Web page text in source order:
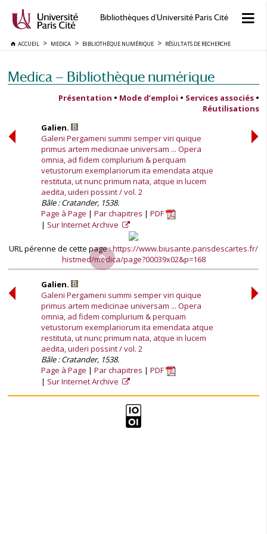
Bibliothèques d'Université Paris Cité
ACCUEIL MEDICA BIBLIOTHÈQUE NUMÉRIQUE RÉSULTATS DE RECHERCHE
Medica — Bibliothèque numérique
Présentation • Mode d’emploi • Services associés •
Réutilisations
Galien.
Galeni Pergameni summi semper viri quique
primus artem medicinae universam ... Opera
omnia, ad fidem complurium & perquam
vetustorum exemplariorum ita emendata atque
restituta, ut nunc primum nata, atque in lucem
aedita, uideri possint / vol. 2
Bâle : Cratander, 1538.
Page à Page
Par chapitres
PDF
Sur Internet Archive
URL pérenne de cette page :https://www.biusante.parisdescartes.fr/
histmed/medica/page?00039x02&p=168
Galien.
Galeni Pergameni summi semper viri quique
primus artem medicinae universam ... Opera
omnia, ad fidem complurium & perquam
vetustorum exemplariorum ita emendata atque
restituta, ut nunc primum nata, atque in lucem
aedita, uideri possint / vol. 2
Bâle : Cratander, 1538.
Page à Page
Par chapitres
PDF
Sur Internet Archive